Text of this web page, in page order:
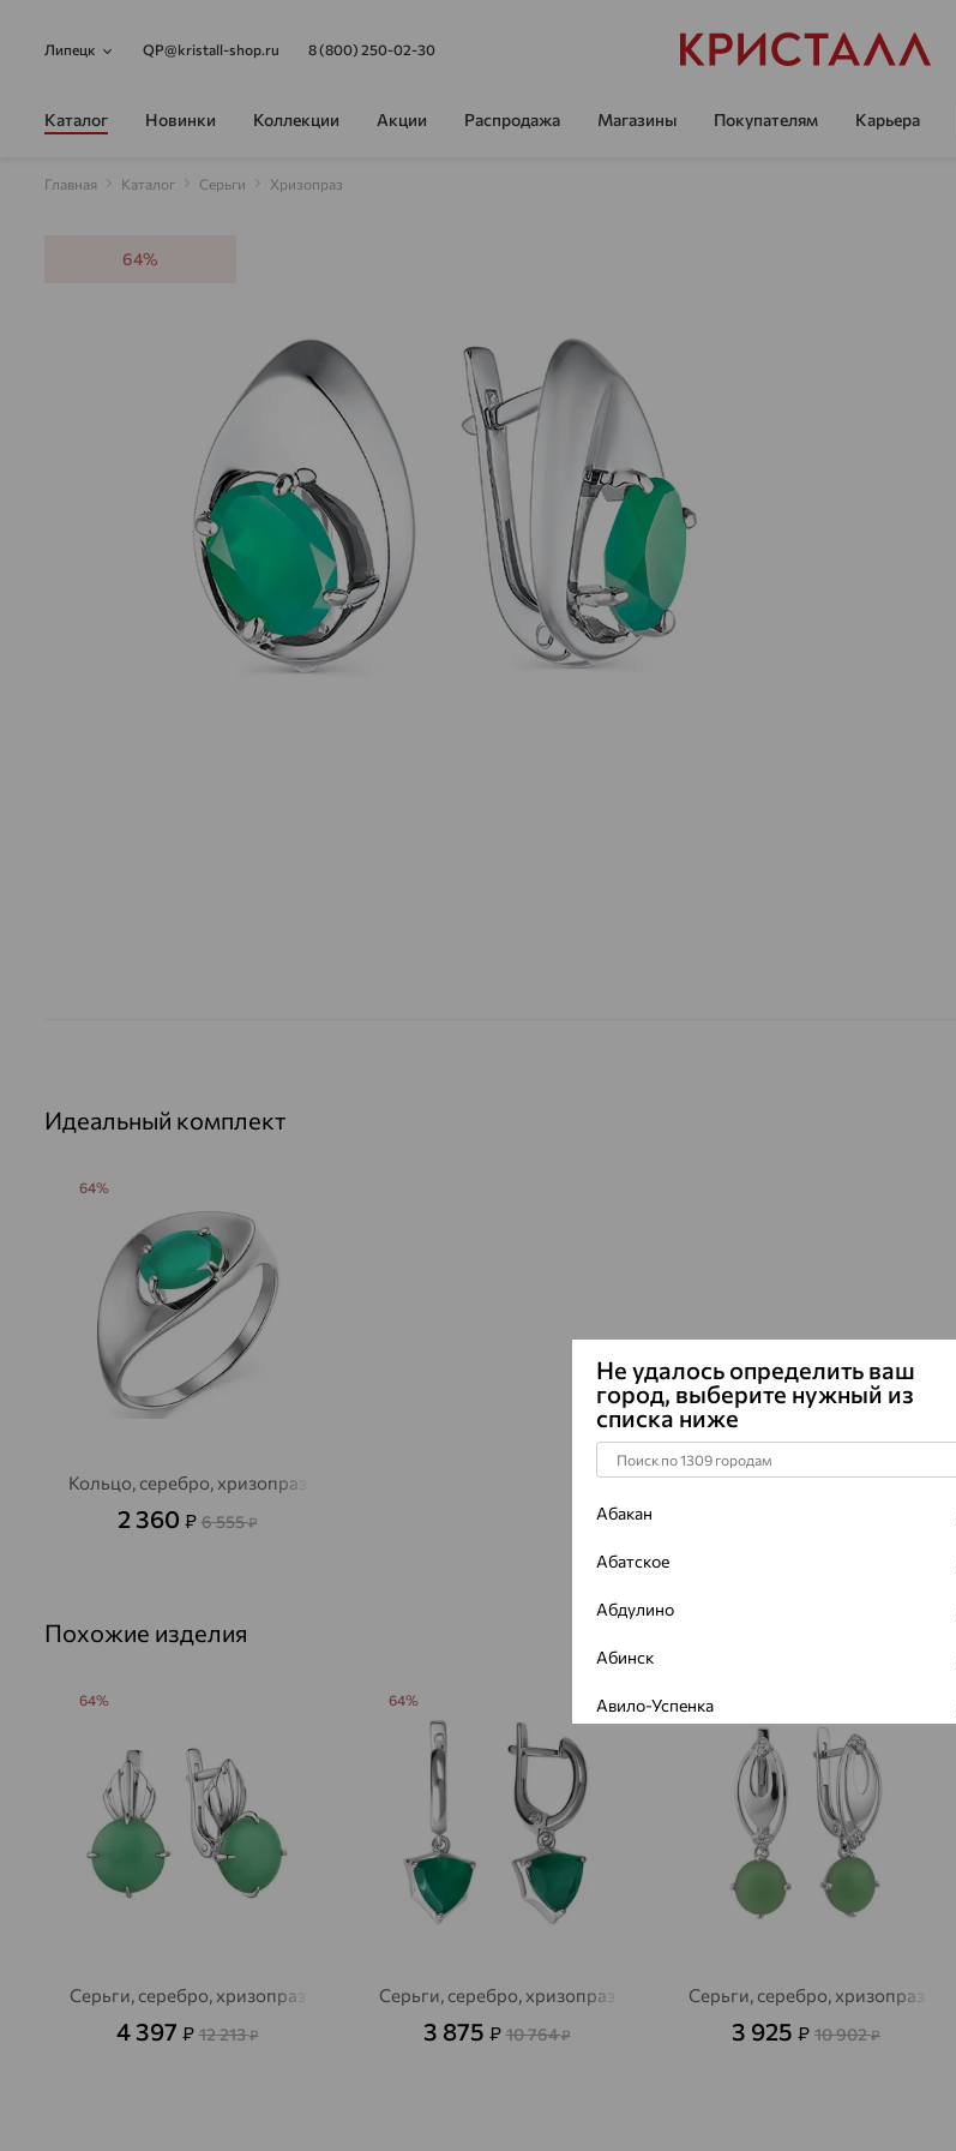
Липецк QP@kristall-shop.ru 8 (800) 250-02-30
Каталог Новинки Коллекции Акции Распродажа Магазины Покупателям Карьера
Главная Каталог Серьги Хризопраз
64%
Идеальный комплект
Кольцо, серебро, хризопраз
2 360 ₽ 6 555₽
64%
Похожие изделия
Серьги, серебро, хризопраз
4 397 ₽ 12 213₽
64%
Серьги, серебро, хризопраз
3 875 ₽ 10 764₽
64%
Серьги, серебро, хризопраз
3 925 ₽ 10 902₽
64%
Не удалось определить ваш
город, выберите нужный из
списка ниже
Абакан
Абатское
Абдулино
Абинск
Авило-Успенка
Адыгейск